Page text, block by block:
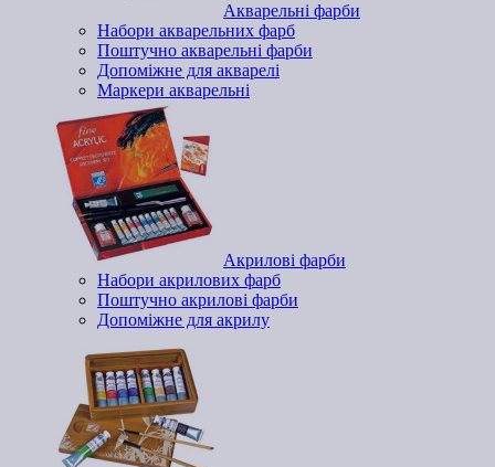
Акварельні фарби
Набори акварельних фарб
Поштучно акварельні фарби
Допоміжне для акварелі
Маркери акварельні
Акрилові фарби
Набори акрилових фарб
Поштучно акрилові фарби
Допоміжне для акрилу